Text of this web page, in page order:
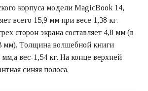
корпуса модели MagicBook 14,
всего 15,9 мм при весе 1,38 кг.
сторон экрана составляет 4,8 мм (в
мм). Толщина волшебной книги
мм,а вес-1,54 кг. На конце верхней
синяя полоса.